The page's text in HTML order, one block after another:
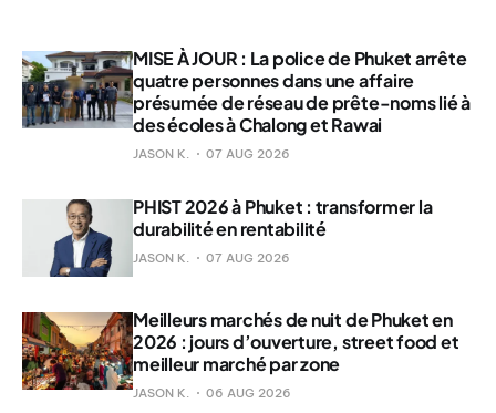
MISE À JOUR : La police de Phuket arrête
quatre personnes dans une affaire
présumée de réseau de prête-noms lié à
des écoles à Chalong et Rawai
JASON K. 07 AUG 2026
PHIST 2026 à Phuket : transformer la
durabilité en rentabilité
JASON K. 07 AUG 2026
Meilleurs marchés de nuit de Phuket en
2026 : jours d’ouverture, street food et
meilleur marché par zone
JASON K. 06 AUG 2026